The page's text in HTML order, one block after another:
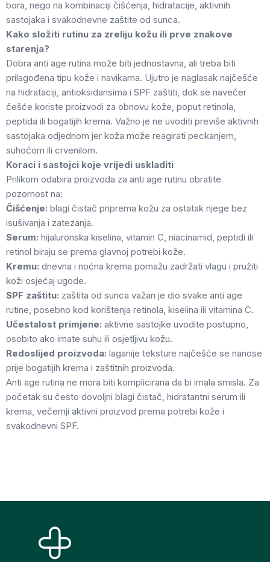
bora, nego na kombinaciji čišćenja, hidratacije, aktivnih
sastojaka i svakodnevne zaštite od sunca.
Kako složiti rutinu za zreliju kožu ili prve znakove
starenja?
Dobra anti age rutina može biti jednostavna, ali treba biti
prilagođena tipu kože i navikama. Ujutro je naglasak najčešće
na hidrataciji, antioksidansima i SPF zaštiti, dok se navečer
češće koriste proizvodi za obnovu kože, poput retinola,
peptida ili bogatijih krema. Važno je ne uvoditi previše aktivnih
sastojaka odjednom jer koža može reagirati peckanjem,
suhoćom ili crvenilom.
Koraci i sastojci koje vrijedi uskladiti
Prilikom odabira proizvoda za anti age rutinu obratite
pozornost na:
Čišćenje: blagi čistač priprema kožu za ostatak njege bez
isušivanja i zatezanja.
Serum: hijaluronska kiselina, vitamin C, niacinamid, peptidi ili
retinol biraju se prema glavnoj potrebi kože.
Kremu: dnevna i noćna krema pomažu zadržati vlagu i pružiti
koži osjećaj ugode.
SPF zaštitu: zaštita od sunca važan je dio svake anti age
rutine, posebno kod korištenja retinola, kiselina ili vitamina C.
Učestalost primjene: aktivne sastojke uvodite postupno,
osobito ako imate suhu ili osjetljivu kožu.
Redoslijed proizvoda: laganije teksture najčešće se nanose
prije bogatijih krema i zaštitnih proizvoda.
Anti age rutina ne mora biti komplicirana da bi imala smisla. Za
početak su često dovoljni blagi čistač, hidratantni serum ili
krema, večernji aktivni proizvod prema potrebi kože i
svakodnevni SPF.